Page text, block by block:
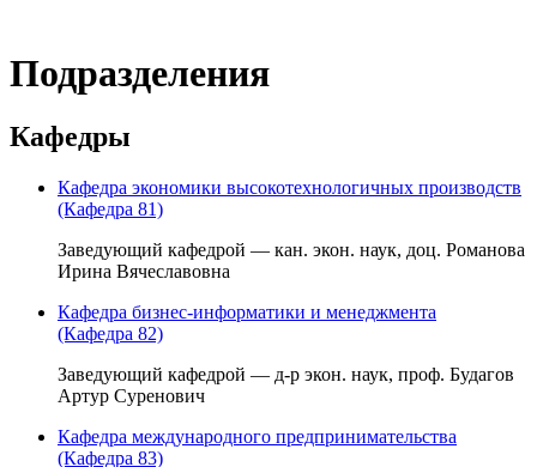
Подразделения
Кафедры
Кафедра экономики высокотехнологичных производств
(Кафедра 81)
Заведующий кафедрой — кан. экон. наук, доц. Романова
Ирина Вячеславовна
Кафедра бизнес-информатики и менеджмента
(Кафедра 82)
Заведующий кафедрой — д-р экон. наук, проф. Будагов
Артур Суренович
Кафедра международного предпринимательства
(Кафедра 83)